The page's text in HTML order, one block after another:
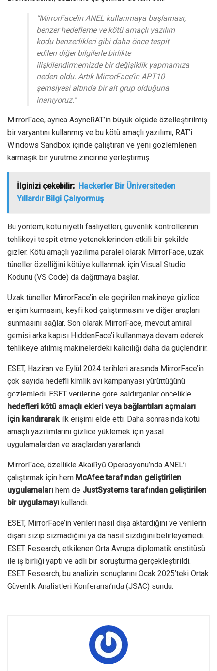
“MirrorFace’in ANEL kullanmaya başlaması,
benzer hedefleme ve kötü amaçlı yazılım
kodu benzerlikleri gibi daha önce tespit
edilen diğer bilgilerle birlikte
ilişkilendirmemizde bir değişiklik yapmamıza
neden oldu. Artık MirrorFace’in APT10
şemsiyesi altında bir alt grup olduğuna
inanıyoruz.”
MirrorFace, ayrıca AsyncRAT’in büyük ölçüde özelleştirilmiş
bir varyantını kullanmış ve bu kötü amaçlı yazılımı, RAT’i
Windows Sandbox içinde çalıştıran ve yeni gözlemlenen
karmaşık bir yürütme zincirine yerleştirmiş.
İlginizi çekebilir; Hackerler Bir Üniversiteden
Yıllardır Bilgi Çalıyormuş
Bu yöntem, kötü niyetli faaliyetleri, güvenlik kontrollerinin
tehlikeyi tespit etme yeteneklerinden etkili bir şekilde
gizler. Kötü amaçlı yazılıma paralel olarak MirrorFace, uzak
tüneller özelliğini kötüye kullanmak için Visual Studio
Kodunu (VS Code) da dağıtmaya başlar.
Uzak tüneller MirrorFace’in ele geçirilen makineye gizlice
erişim kurmasını, keyfi kod çalıştırmasını ve diğer araçları
sunmasını sağlar. Son olarak MirrorFace, mevcut amiral
gemisi arka kapısı HiddenFace’i kullanmaya devam ederek
tehlikeye atılmış makinelerdeki kalıcılığı daha da güçlendirir.
ESET, Haziran ve Eylül 2024 tarihleri arasında MirrorFace’in
çok sayıda hedefli kimlik avı kampanyası yürüttüğünü
gözlemledi. ESET verilerine göre saldırganlar öncelikle
hedefleri kötü amaçlı ekleri veya bağlantıları açmaları
için kandırarakilk erişimi elde etti. Daha sonrasında kötü
amaçlı yazılımlarını gizlice yüklemek için yasal
uygulamalardan ve araçlardan yararlandı.
MirrorFace, özellikle AkaiRyū Operasyonu’nda ANEL’i
çalıştırmak için hem McAfee tarafından geliştirilen
uygulamaları hem de JustSystems tarafından geliştirilen
bir uygulamayı kullandı.
ESET, MirrorFace’in verileri nasıl dışa aktardığını ve verilerin
dışarı sızıp sızmadığını ya da nasıl sızdığını belirleyemedi.
ESET Research, etkilenen Orta Avrupa diplomatik enstitüsü
ile iş birliği yaptı ve adli bir soruşturma gerçekleştirildi.
ESET Research, bu analizin sonuçlarını Ocak 2025’teki Ortak
Güvenlik Analistleri Konferansı’nda (JSAC) sundu.